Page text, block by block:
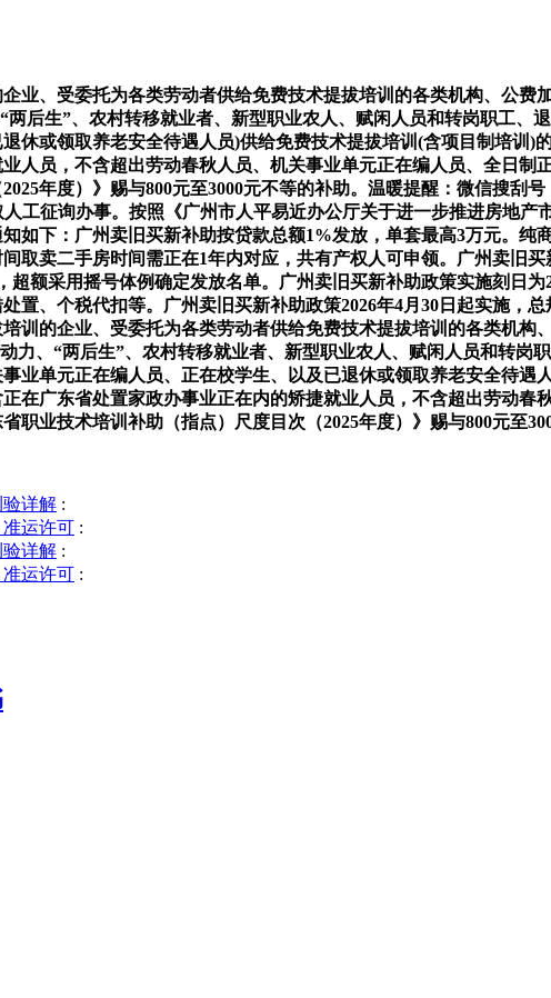
、受委托为各类劳动者供给免费技术提拔培训的各类机构、公费
后生”、农村转移就业者、新型职业农人、赋闲人员和转岗职工、
休或领取养老安全待遇人员)供给免费技术提拔培训(含项目制培训
人员，不含超出劳动春秋人员、机关事业单元正在编人员、全日
年度）》赐与800元至3000元不等的补助。温暖提醒：微信搜
工征询办事。按照《广州市人平易近办公厅关于进一步推进房地
如下：广州卖旧买新补助按贷款总额1%发放，单套最高3万元。
取卖二手房时间需正在1年内对应，共有产权人可申领。广州卖旧
超额采用摇号体例确定发放名单。广州卖旧买新补助政策实施刻日
置、个税代扣等。广州卖旧买新补助政策2026年4月30日起实施，
训的企业、受委托为各类劳动者供给免费技术提拔培训的各类机
力、“两后生”、农村转移就业者、新型职业农人、赋闲人员和转
业单元正在编人员、正在校学生、以及已退休或领取养老安全待
在广东省处置家政办事业正在内的矫捷就业人员，不含超出劳动
职业技术培训补助（指点）尺度目次（2025年度）》赐与800元至
验详解 :
运许可 :
验详解 :
运许可 :